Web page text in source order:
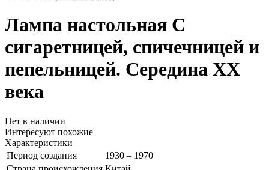
Лампа настольная С
сигаретницей, спичечницей и
пепельницей. Середина ХХ
века
Нет в наличии
Интересуют похожие
Характеристики
Период создания
1930 – 1970